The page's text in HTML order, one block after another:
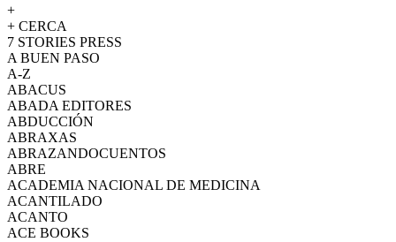
+
+ CERCA
7 STORIES PRESS
A BUEN PASO
A-Z
ABACUS
ABADA EDITORES
ABDUCCIÓN
ABRAXAS
ABRAZANDOCUENTOS
ABRE
ACADEMIA NACIONAL DE MEDICINA
ACANTILADO
ACANTO
ACE BOOKS